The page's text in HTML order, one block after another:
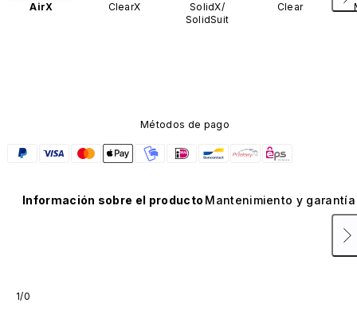
AirX ClearX
SolidX/
SolidSuit
Clear
Métodos de pago
Información sobre el producto Mantenimiento y garantía
1/0